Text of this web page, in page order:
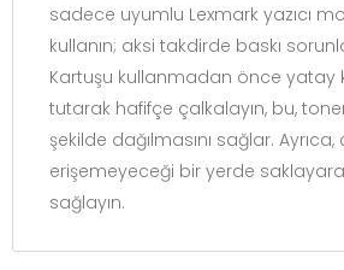
sadece uyumlu Lexmark yazıcı
kullanın; aksi takdirde baskı
Kartuşu kullanmadan önce yatay
tutarak hafifçe çalkalayın, bu,
şekilde dağılmasını sağlar. Ayrıca,
erişemeyeceği bir yerde
sağlayın.